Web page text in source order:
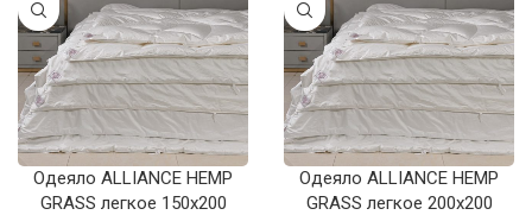
Одеяло ALLIANCE HEMP
GRASS легкое 150х200
Одеяло ALLIANCE HEMP
GRASS легкое 200х200